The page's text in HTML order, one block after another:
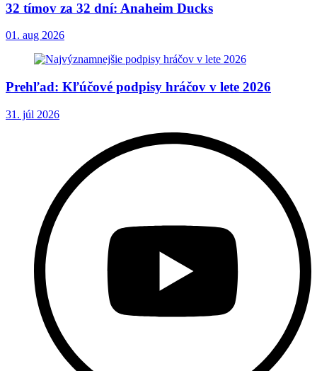
32 tímov za 32 dní: Anaheim Ducks
01. aug 2026
Prehľad: Kľúčové podpisy hráčov v lete 2026
31. júl 2026